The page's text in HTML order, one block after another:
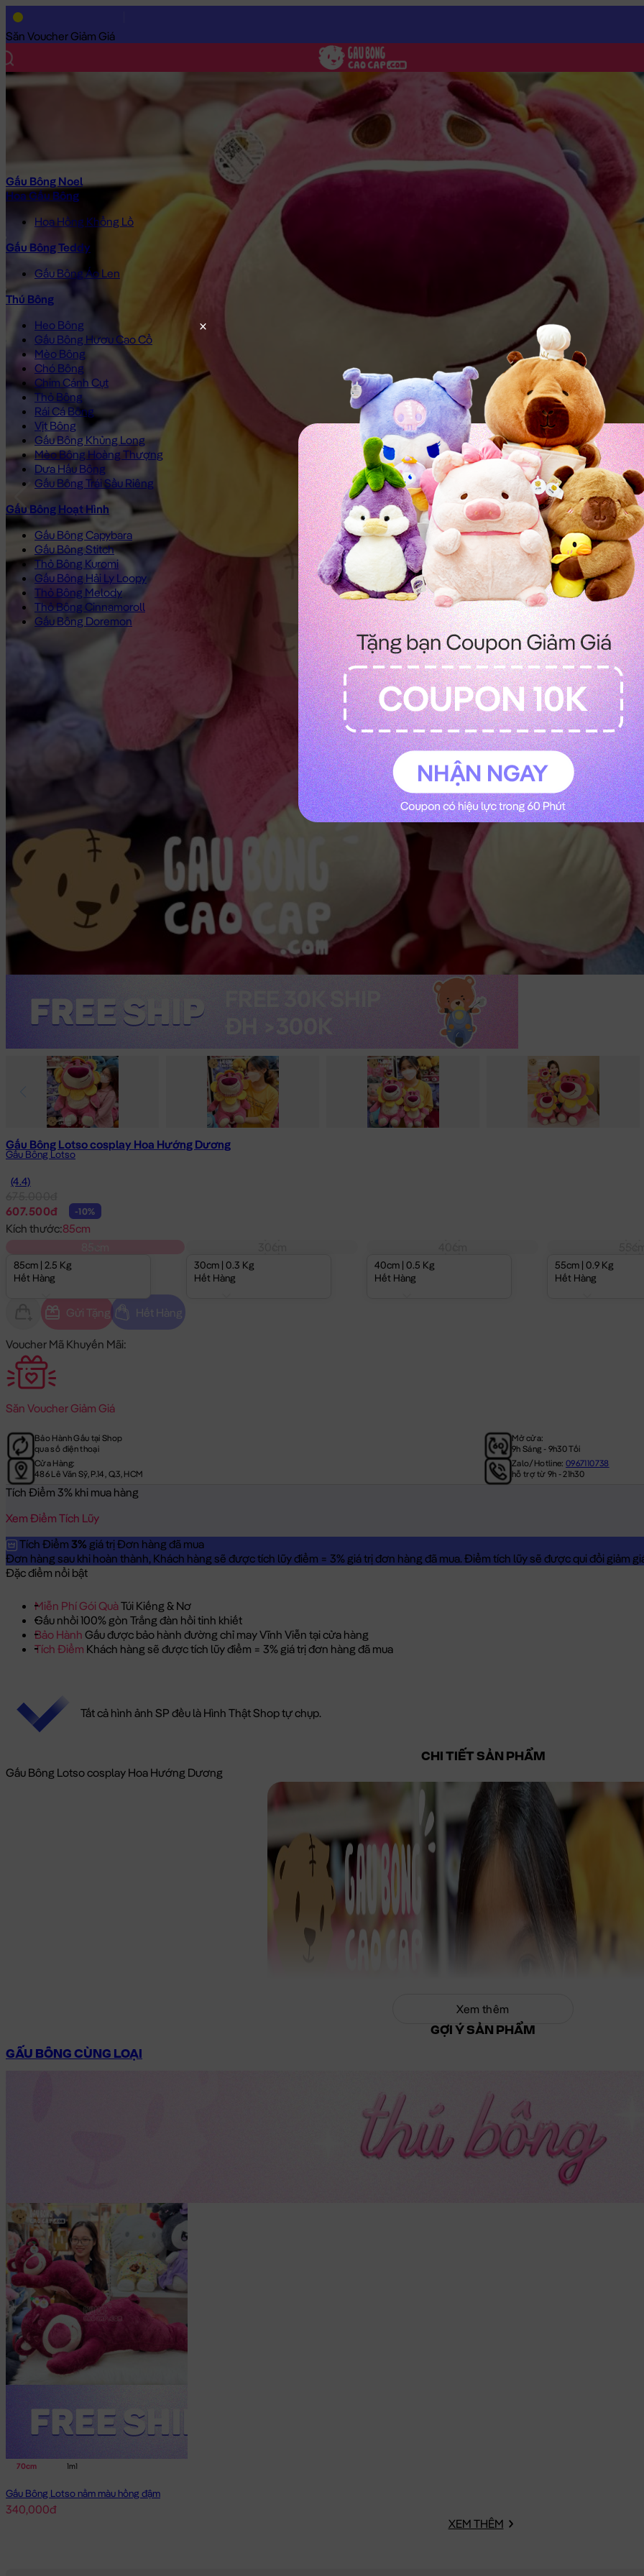
Săn Voucher Giảm Giá
Gấu Bông Noel
Hoa Gấu Bông
Hoa Hồng Khổng Lồ
Gấu Bông Teddy
Gấu Bông Áo Len
Thú Bông
Heo Bông
Gấu Bông Hươu Cao Cổ
Mèo Bông
Chó Bông
Chim Cánh Cụt
Thỏ Bông
Rái Cá Bông
Vịt Bông
Gấu Bông Khủng Long
Mèo Bông Hoàng Thượng
Dưa Hấu Bông
Gấu Bông Trái Sầu Riêng
Gấu Bông Hoạt Hình
Gấu Bông Capybara
Gấu Bông Stitch
Thỏ Bông Kuromi
Gấu Bông Hải Ly Loopy
Thỏ Bông Melody
Thỏ Bông Cinnamoroll
Gấu Bông Doremon
Trang Chủ
Gấu Bông Lotso cosplay Hoa Hướng Dương
Gấu Bông Lotso
(4.4)
607.500đ
-10%
Kích thước:85cm
85cm | 2.5 Kg
Hết Hàng
30cm | 0.3 Kg
Hết Hàng
40cm | 0.5 Kg
Hết Hàng
55cm | 0.9 Kg
Hết Hàng
Gửi Tặng Hết Hàng
Voucher Mã Khuyến Mãi:
Săn Voucher Giảm Giá
Bảo Hành Gấu tại Shop
qua số điện thoại
Mở cửa:
9h Sáng - 9h30 Tối
Cửa Hàng:
486 Lê Văn Sỹ, P.14, Q.3, HCM
Zalo/Hotline:0967110738
hỗ trợ từ 9h - 21h30
Tích Điểm 3% khi mua hàng
Xem Điểm Tích Lũy
Tích Điểm 3% giá trị Đơn hàng đã mua
Đơn hàng sau khi hoàn thành, Khách hàng sẽ được tích lũy điểm = 3% giá trị đơn hàng đã mua. Điểm tích lũy sẽ được qui đổi giảm
Đặc điểm nổi bật
Miễn Phí Gói QuàTúi Kiếng & Nơ
Gấu nhồi 100% gòn Trắng đàn hồi tinh khiết
Bảo Hành Gấu được bảo hành đường chỉ may Vĩnh Viễn tại cửa hàng
Tích Điểm Khách hàng sẽ được tích lũy điểm = 3% giá trị đơn hàng đã mua
Tất cả hình ảnh SP đều là Hình Thật Shop tự chụp.
CHI TIẾT SẢN PHẨM
Gấu Bông Lotso cosplay Hoa Hướng Dương
Xem thêm
GỢI Ý SẢN PHẨM
GẤU BÔNG CÙNG LOẠI
70cm 1m1
Gấu Bông Lotso nằm màu hồng đậm
340,000đ
XEM THÊM